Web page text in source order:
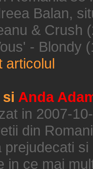
Balan,
& Crush
- Blondy
articolul
Anda
in 2007-
din
prejudecati
in ce mai